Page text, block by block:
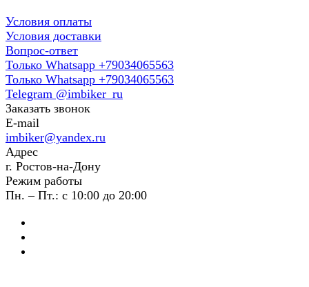
Условия оплаты
Условия доставки
Вопрос-ответ
Только Whatsapp +79034065563
Только Whatsapp +79034065563
Telegram @imbiker_ru
Заказать звонок
E-mail
imbiker@yandex.ru
Адрес
г. Ростов-на-Дону
Режим работы
Пн. – Пт.: с 10:00 до 20:00